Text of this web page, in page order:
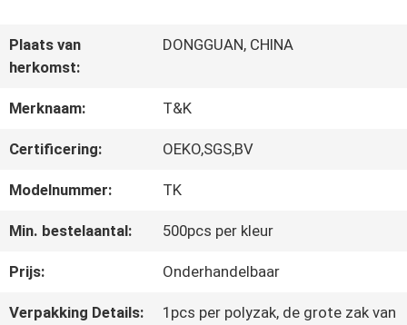
ONS
FABRIEKSREIS
CONTACTEER
ONS
Plaats van
herkomst:
DONGGUAN, CHINA
Merknaam: T&K
Certificering: OEKO,SGS,BV
Modelnummer: TK
Min. bestelaantal: 500pcs per kleur
Prijs: Onderhandelbaar
Verpakking Details:
1pcs per polyzak, de grote zak van